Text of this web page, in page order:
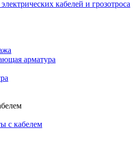
кабелей и грозотроса
арматура
с кабелем